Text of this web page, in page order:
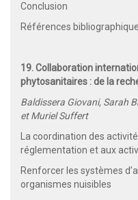
Conclusion
Références
19. Collaboration
phytosanitaires : de la
Baldissera Giovani, Sarah
et Muriel Suffert
La coordination des
réglementation et aux
Renforcer les systèmes
organismes nuisibles